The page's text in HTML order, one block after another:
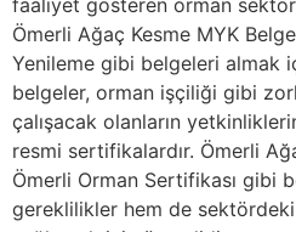
faaliyet gösteren orman
Ömerli Ağaç Kesme MYK
Yenileme gibi belgeleri almak
belgeler, orman işçiliği gibi
çalışacak olanların
resmi sertifikalardır. Ömerli
Ömerli Orman Sertifikası gibi
gereklilikler hem de